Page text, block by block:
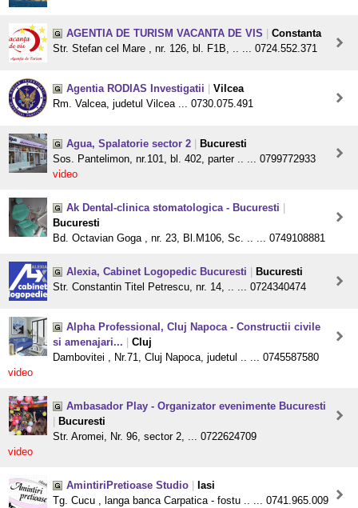
AGENTIA DE TURISM VACANTA DE VIS
Constanta
Str. Stefan cel Mare , nr. 126, bl. F1B, .. ... 0724.552.371
Agentia RODIAS Investigatii
Vilcea
Rm. Valcea, judetul Vilcea ... 0730.075.491
Agua, Spalatorie sector 2
Bucuresti
Sos. Pantelimon, nr.101, bl. 402, parter .. ... 0799772933
video
Ak Dental-clinica stomatologica - Bucuresti
Bucuresti
Bd. Octavian Goga , nr. 23, Bl.M106, Sc. .. ... 0749108881
Alexia, Cabinet Logopedic Bucuresti
Bucuresti
Str. Constantin Titel Petrescu, nr. 14, .. ... 0724340474
Alpha Professional, Cluj Napoca - Constructii civile
si amenajari...
Cluj
Dambovitei , Nr.71, Cluj Napoca, judetul .. ... 0745587580
video
Ambasador Play - Organizator evenimente Bucuresti
Bucuresti
Str. Aromei, Nr. 96, sector 2, ... 0722624709
video
AmintiriPretioase Studio
Iasi
Tg. Cucu , langa banca Carpatica - fostu .. ... 0741.965.009